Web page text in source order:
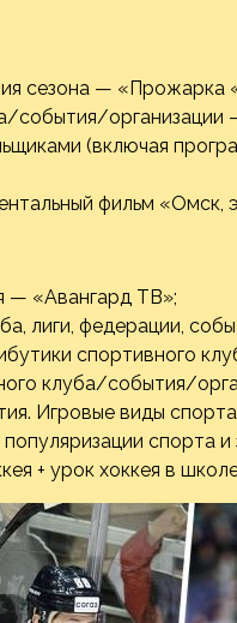
сезона — «Прожарка
события/организации
(включая
фильм «Омск,
— «Авангард ТВ»;
лиги, федерации,
спортивного
клуба/события/
Игровые виды
спорта
+ урок хоккея в